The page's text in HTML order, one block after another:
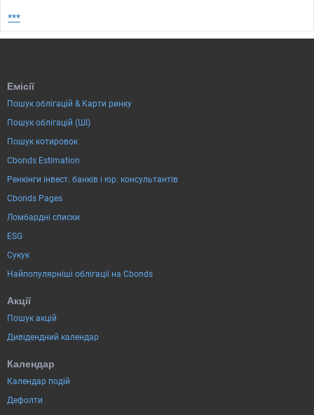
***
Емісії
Пошук облігацій & Карти ринку
Пошук облігацій (ШІ)
Пошук котировок
Cbonds Estimation
Ренкінги інвест. банків і юр. консультантів
Cbonds Pages
Ломбардні списки
ESG
Сукук
Найпопулярніші облігації на Cbonds
Акції
Пошук акцій
Дивідендний календар
Календар
Календар подій
Дефолти